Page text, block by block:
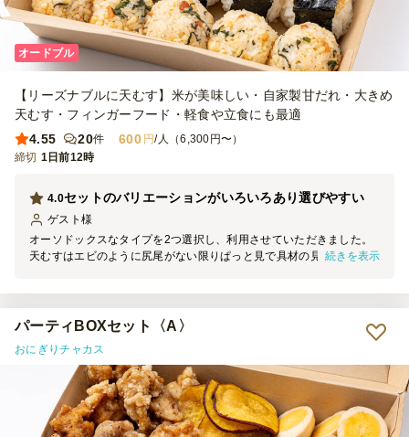
オードブル
【リーズナブルに天むす】米が美味しい・自家製甘だれ・大きめ
天むす・フィンガーフード・軽食や立食にも最適
4.55
20件 600 円/人（6,300円〜）
締切 1日前12時
セットのバリエーションがいろいろあり選びやすい
4.0
ゲスト 様
オーソドックスなタイプを2つ選択し、利用させていただきました。
天むすはエビのように尻尾がない限りぱっと見で具材の見分けがつか
続きを表示
パーティBOXセット〈A〉
おにぎりチャカス